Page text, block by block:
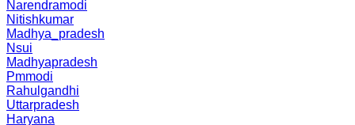
Narendramodi
Nitishkumar
Madhya_pradesh
Nsui
Madhyapradesh
Pmmodi
Rahulgandhi
Uttarpradesh
Haryana